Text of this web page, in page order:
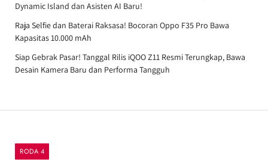
Dynamic Island dan Asisten AI Baru!
Raja Selfie dan Baterai Raksasa! Bocoran Oppo F35 Pro Bawa
Kapasitas 10.000 mAh
Siap Gebrak Pasar! Tanggal Rilis iQOO Z11 Resmi Terungkap, Bawa
Desain Kamera Baru dan Performa Tangguh
RODA 4